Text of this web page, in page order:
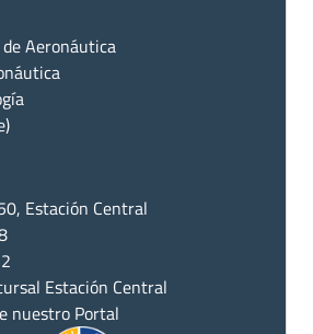
Aeronáutica
Estación Central
Estación Central
nuestro Portal